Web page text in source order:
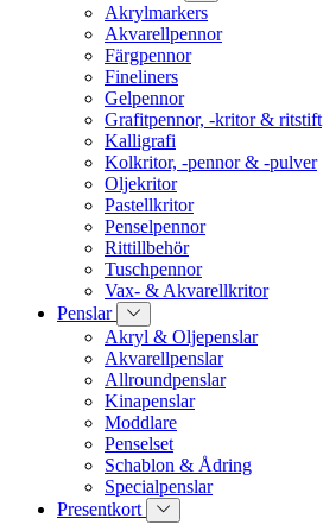
Akrylmarkers
Akvarellpennor
Färgpennor
Fineliners
Gelpennor
Grafitpennor, -kritor & ritstift
Kalligrafi
Kolkritor, -pennor & -pulver
Oljekritor
Pastellkritor
Penselpennor
Rittillbehör
Tuschpennor
Vax- & Akvarellkritor
Penslar
Akryl & Oljepenslar
Akvarellpenslar
Allroundpenslar
Kinapenslar
Moddlare
Penselset
Schablon & Ådring
Specialpenslar
Presentkort